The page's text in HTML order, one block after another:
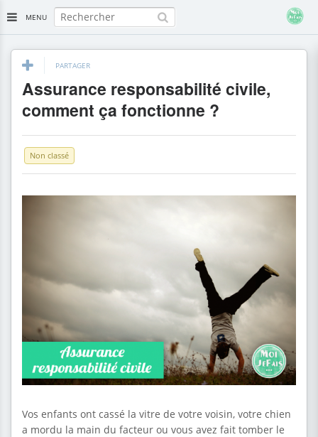
MENU
PARTAGER
Assurance responsabilité civile,
comment ça fonctionne ?
Non classé
Vos enfants ont cassé la vitre de votre voisin, votre chien
a mordu la main du facteur ou vous avez fait tomber le